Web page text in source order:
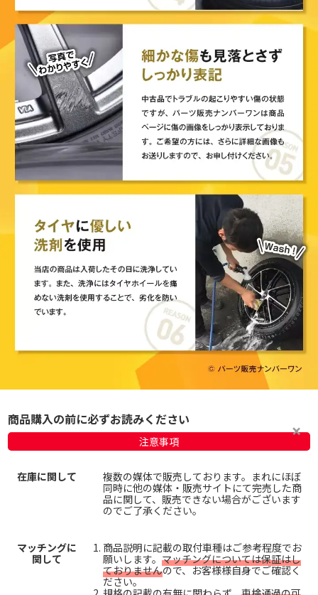
商品購入の前に必ずお読みください
注意事項
在庫に関して
複数の媒体で販売しております。まれにほぼ
同時に他の媒体・販売サイトにて完売した商
品に関して、販売できない場合がございます
のでご了承ください。
マッチングに
関して
商品説明に記載の取付車種はご参考程度でお
願いします。 マッチングについては保証はし
ておりませんので、お客様様自身でご確認く
ださい。